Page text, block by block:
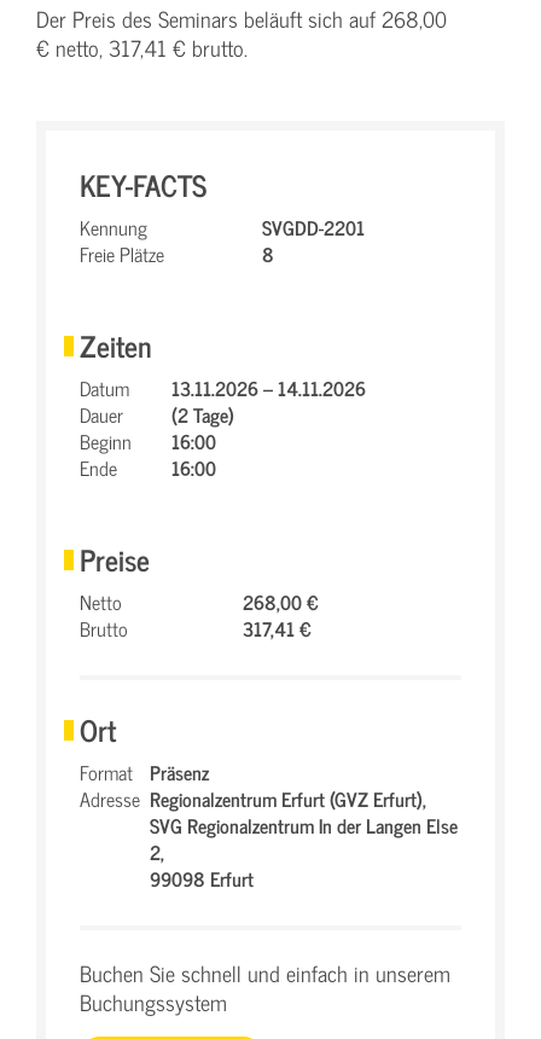
Der Preis des Seminars beläuft sich auf 268,00
€ netto, 317,41 € brutto.
KEY-FACTS
Kennung
SVGDD-2201
Freie Plätze
8
Zeiten
Datum
13.11.2026 – 14.11.2026
Dauer
(2 Tage)
Beginn
16:00
Ende
16:00
Preise
Netto
268,00 €
Brutto
317,41 €
Ort
Format Präsenz
Adresse Regionalzentrum Erfurt (GVZ Erfurt),
SVG Regionalzentrum In der Langen Else
2,
99098 Erfurt
Buchen Sie schnell und einfach in unserem
Buchungssystem